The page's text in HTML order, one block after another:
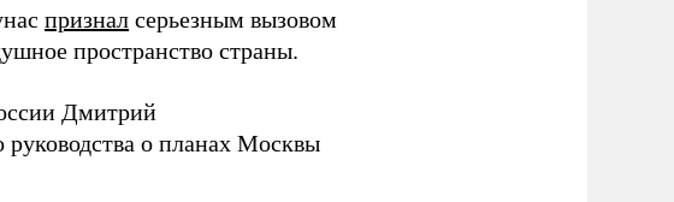
признал серьезным вызовом
пространство страны.
Дмитрий
руководства о планах Москвы